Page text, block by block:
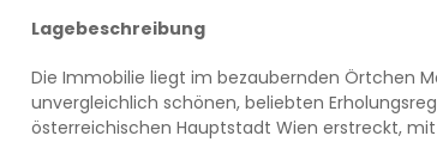
Lagebeschreibung
Die Immobilie liegt im bezaubernden Örtchen
unvergleichlich schönen, beliebten
österreichischen Hauptstadt Wien erstreckt,